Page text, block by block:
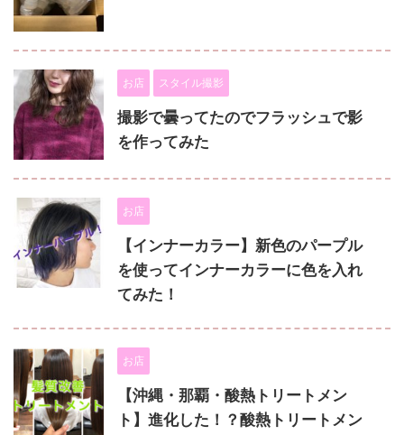
お店 スタイル撮影
撮影で曇ってたのでフラッシュで影
を作ってみた
お店
【インナーカラー】新色のパープル
を使ってインナーカラーに色を入れ
てみた！
お店
【沖縄・那覇・酸熱トリートメン
ト】進化した！？酸熱トリートメン